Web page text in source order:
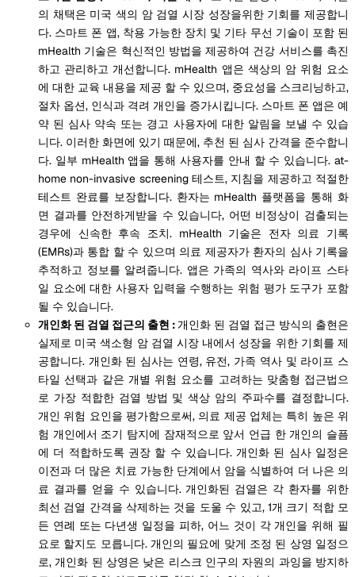
의 채택은 미국 색의 암 검열 시장 성장을위한 기회를 제공합니
다. 스마트 폰 앱, 착용 가능한 장치 및 기타 무선 기술이 포함 된
mHealth 기술은 혁신적인 방법을 제공하여 건강 서비스를 촉진
하고 관리하고 개선합니다. mHealth 앱은 색상의 암 위험 요소
에 대한 교육 내용을 제공 할 수 있으며, 중요성을 스크리닝하고,
절차 옵션, 인식과 격려 개인을 증가시킵니다. 스마트 폰 앱은 예
약 된 심사 약속 또는 경고 사용자에 대한 알림을 보낼 수 있습
니다. 이러한 화면에 있기 때문에, 추천 된 심사 간격을 준수합니
다. 일부 mHealth 앱을 통해 사용자를 안내 할 수 있습니다. at-
home non-invasive screening 테스트, 지침을 제공하고 적절한
테스트 완료를 보장합니다. 환자는 mHealth 플랫폼을 통해 화
면 결과를 안전하게받을 수 있습니다, 어떤 비정상이 검출되는
경우에 신속한 후속 조치. mHealth 기술은 전자 의료 기록
(EMRs)과 통합 할 수 있으며 의료 제공자가 환자의 심사 기록을
추적하고 정보를 알려줍니다. 앱은 가족의 역사와 라이프 스타
일 요소에 대한 사용자 입력을 수행하는 위험 평가 도구가 포함
될 수 있습니다.
개인화 된 검열 접근의 출현 :개인화 된 검열 접근 방식의 출현은
실제로 미국 색소형 암 검열 시장 내에서 성장을 위한 기회를 제
공합니다. 개인화 된 심사는 연령, 유전, 가족 역사 및 라이프 스
타일 선택과 같은 개별 위험 요소를 고려하는 맞춤형 접근법으
로 가장 적합한 검열 방법 및 색상 암의 주파수를 결정합니다.
개인 위험 요인을 평가함으로써, 의료 제공 업체는 특히 높은 위
험 개인에서 조기 탐지에 잠재적으로 앞서 언급 한 개인의 슬픔
에 더 적합하도록 권장 할 수 있습니다. 개인화 된 심사 일정은
이전과 더 많은 치료 가능한 단계에서 암을 식별하여 더 나은 의
료 결과를 얻을 수 있습니다. 개인화된 검열은 각 환자를 위한
최선 검열 간격을 삭제하는 것을 도울 수 있고, 1개 크기 적합 모
든 연례 또는 다년생 일정을 피하, 어느 것이 각 개인을 위해 필
요로 할지도 모릅니다. 개인의 필요에 맞게 조정 된 상영 일정으
로, 개인화 된 상영은 낮은 리스크 인구의 자원의 과잉을 방지하